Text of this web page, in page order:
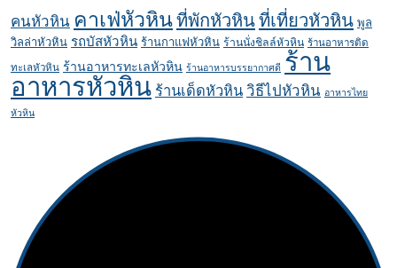
คนหัวหิน คาเฟ่หัวหินที่พักหัวหินที่เที่ยวหัวหิน พูล
วิลล่าหัวหิน รถบัสหัวหิน ร้านกาแฟหัวหิน ร้านนั่งชิลล์หัวหิน ร้านอาหารติด
ทะเลหัวหิน ร้านอาหารทะเลหัวหิน ร้านอาหารบรรยากาศดี ร้าน
อาหารหัวหิน ร้านเด็ดหัวหิน วิธีไปหัวหิน อาหารไทย
หัวหิน